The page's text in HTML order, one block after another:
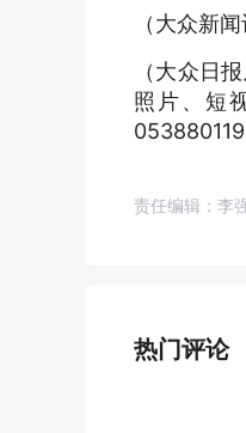
（大众新
（大众日
照片、短
责任编辑：李
热门评论